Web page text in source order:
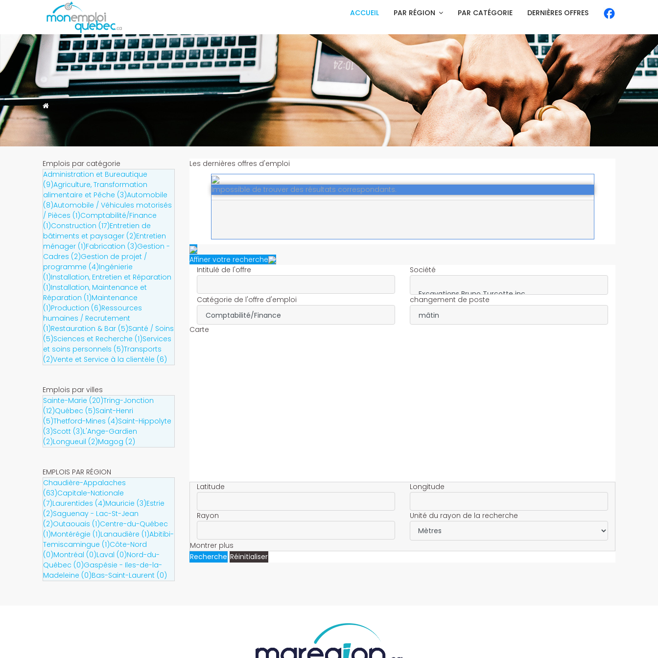
ACCUEIL PAR RÉGION PAR CATÉGORIE DERNIÈRES OFFRES
Emplois par catégorie
Administration et Bureautique
(9)Agriculture, Transformation
alimentaire et Pêche (3)Automobile
(8)Automobile / Véhicules motorisés
/ Pièces (1)Comptabilité/Finance
(1)Construction (17)Entretien de
bâtiments et paysager (2)Entretien
ménager (1)Fabrication (3)Gestion -
Cadres (2)Gestion de projet /
programme (4)Ingénierie
(1)Installation, Entretien et Réparation
(1)Installation, Maintenance et
Réparation (1)Maintenance
(1)Production (6)Ressources
humaines / Recrutement
(1)Restauration & Bar (5)Santé / Soins
(5)Sciences et Recherche (1)Services
et soins personnels (5)Transports
(2)Vente et Service à la clientèle (6)
Emplois par villes
Sainte-Marie (20)Tring-Jonction
(12)Québec (5)Saint-Henri
(5)Thetford-Mines (4)Saint-Hippolyte
(3)Scott (3)L'Ange-Gardien
(2)Longueuil (2)Magog (2)
EMPLOIS PAR RÉGION
Chaudière-Appalaches
(63)Capitale-Nationale
(7)Laurentides (4)Mauricie (3)Estrie
(2)Saguenay - Lac-St-Jean
(2)Outaouais (1)Centre-du-Québec
(1)Montérégie (1)Lanaudière (1)Abitibi-
Temiscamingue (1)Côte-Nord
(0)Montréal (0)Laval (0)Nord-du-
Québec (0)Gaspésie - Iles-de-la-
Madeleine (0)Bas-Saint-Laurent (0)
Les dernières offres d'emploi
Impossible de trouver des résultats correspondants.
Affiner votre recherche
Intitulé de l'offre
Société
Catégorie de l'offre d'emploi changement de poste
Carte
Latitude Longitude
Rayon Unité du rayon de la recherche
Montrer plus
Recherche Réinitialiser